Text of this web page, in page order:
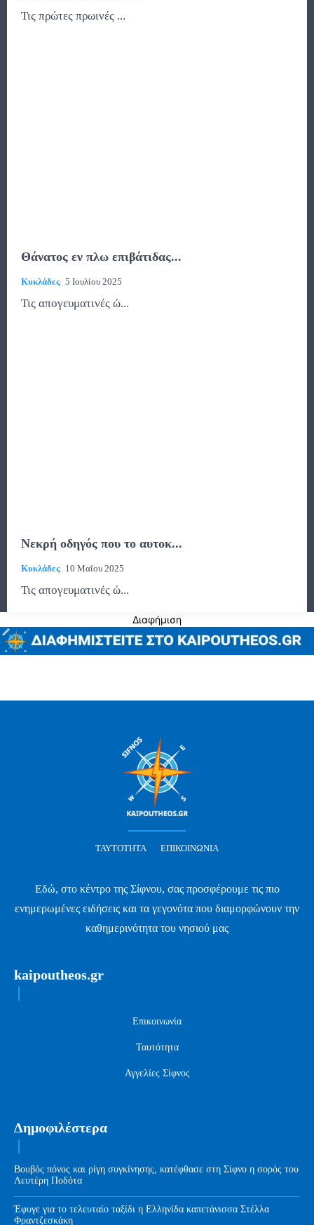
Τις πρώτες πρωινές ...
Θάνατος εν πλω επιβάτιδας...
Κυκλάδες 5 Ιουλίου 2025
Τις απογευματινές ώ...
Νεκρή οδηγός που το αυτοκ...
Κυκλάδες 10 Μαΐου 2025
Τις απογευματινές ώ...
Διαφήμιση
ΤΑΥΤΌΤΗΤΑ ΕΠΙΚΟΙΝΩΝΊΑ
Εδώ, στο κέντρο της Σίφνου, σας προσφέρουμε τις πιο
ενημερωμένες ειδήσεις και τα γεγονότα που διαμορφώνουν την
καθημερινότητα του νησιού μας
kaipoutheos.gr
Επικοινωνία
Ταυτότητα
Αγγελίες Σίφνος
Δημοφιλέστερα
Βουβός πόνος και ρίγη συγκίνησης, κατέφθασε στη Σίφνο η σορός του
Λευτέρη Ποδότα
Έφυγε για το τελευταίο ταξίδι η Ελληνίδα καπετάνισσα Στέλλα
Φραντζεσκάκη